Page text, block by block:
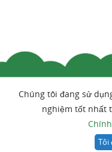
Chúng tôi đang sử
nghiệm tốt nhất
Tôi